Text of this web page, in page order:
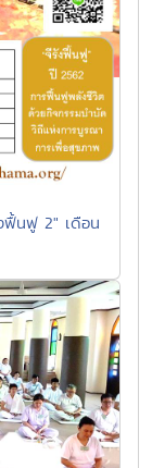
ฟื้นฟู 2" เดือน